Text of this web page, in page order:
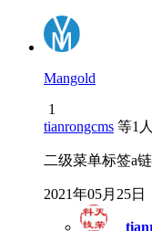
Mangold
1
tianrongcms 等1
二级菜单标签a
2021年05月25日